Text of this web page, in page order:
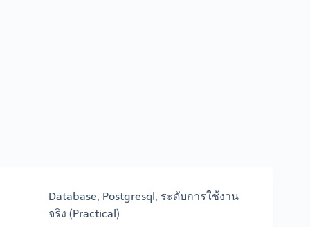
Database, Postgresql, ระดับการใช้งาน
จริง (Practical)